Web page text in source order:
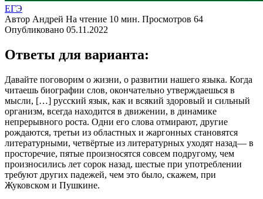
ЕГЭ
Автор Андрей На чтение 10 мин. Просмотров 64
Опубликовано 05.11.2022
Ответы для варианта:
Давайте поговорим о жизни, о развитии нашего языка. Когда
читаешь биографии слов, окончательно утверждаешься в
мысли, […] русский язык, как и всякий здоровый и сильный
организм, всегда находится в движении, в динамике
непрерывного роста. Одни его слова отмирают, другие
рождаются, третьи из областных и жаргонных становятся
литературными, четвёртые из литературных уходят назад— в
просторечие, пятые произносятся совсем подругому, чем
произносились лет сорок назад, шестые при употреблении
требуют других падежей, чем это было, скажем, при
Жуковском и Пушкине.